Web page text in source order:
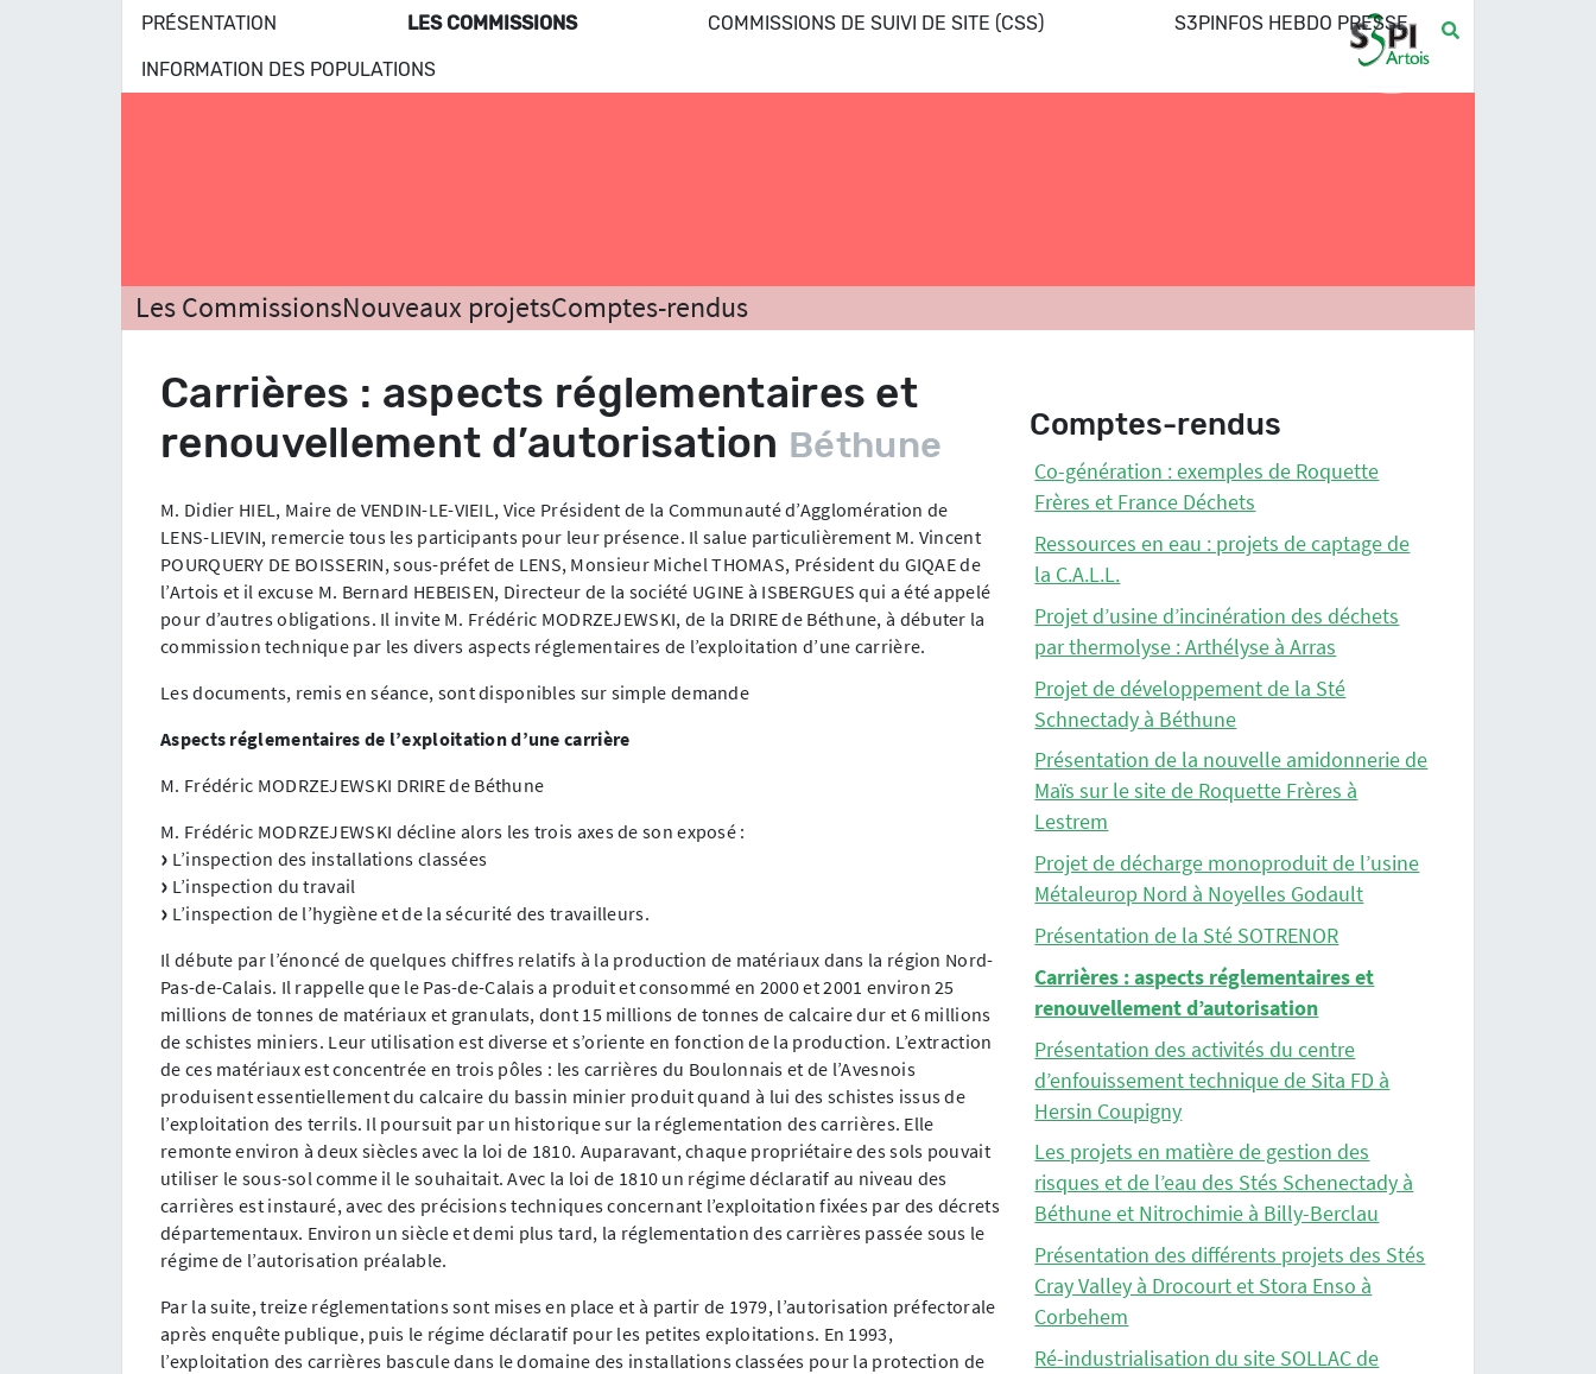
PRÉSENTATION LES COMMISSIONS COMMISSIONS DE SUIVI DE SITE (CSS) S3PINFOS HEBDO PRESSE
INFORMATION DES POPULATIONS
Les CommissionsNouveaux projetsComptes-rendus
Carrières : aspects réglementaires et
renouvellement d’autorisation Béthune
M. Didier HIEL, Maire de VENDIN-LE-VIEIL, Vice Président de la Communauté d’Agglomération de
LENS-LIEVIN, remercie tous les participants pour leur présence. Il salue particulièrement M. Vincent
POURQUERY DE BOISSERIN, sous-préfet de LENS, Monsieur Michel THOMAS, Président du GIQAE de
l’Artois et il excuse M. Bernard HEBEISEN, Directeur de la société UGINE à ISBERGUES qui a été appelé
pour d’autres obligations. Il invite M. Frédéric MODRZEJEWSKI, de la DRIRE de Béthune, à débuter la
commission technique par les divers aspects réglementaires de l’exploitation d’une carrière.
Les documents, remis en séance, sont disponibles sur simple demande
Aspects réglementaires de l’exploitation d’une carrière
M. Frédéric MODRZEJEWSKI DRIRE de Béthune
M. Frédéric MODRZEJEWSKI décline alors les trois axes de son exposé :
L’inspection des installations classées
L’inspection du travail
L’inspection de l’hygiène et de la sécurité des travailleurs.
Il débute par l’énoncé de quelques chiffres relatifs à la production de matériaux dans la région Nord-
Pas-de-Calais. Il rappelle que le Pas-de-Calais a produit et consommé en 2000 et 2001 environ 25
millions de tonnes de matériaux et granulats, dont 15 millions de tonnes de calcaire dur et 6 millions
de schistes miniers. Leur utilisation est diverse et s’oriente en fonction de la production. L’extraction
de ces matériaux est concentrée en trois pôles : les carrières du Boulonnais et de l’Avesnois
produisent essentiellement du calcaire du bassin minier produit quand à lui des schistes issus de
l’exploitation des terrils. Il poursuit par un historique sur la réglementation des carrières. Elle
remonte environ à deux siècles avec la loi de 1810. Auparavant, chaque propriétaire des sols pouvait
utiliser le sous-sol comme il le souhaitait. Avec la loi de 1810 un régime déclaratif au niveau des
carrières est instauré, avec des précisions techniques concernant l’exploitation fixées par des décrets
départementaux. Environ un siècle et demi plus tard, la réglementation des carrières passée sous le
régime de l’autorisation préalable.
Par la suite, treize réglementations sont mises en place et à partir de 1979, l’autorisation préfectorale
après enquête publique, puis le régime déclaratif pour les petites exploitations. En 1993,
l’exploitation des carrières bascule dans le domaine des installations classées pour la protection de
Comptes-rendus
Co-génération : exemples de Roquette
Frères et France Déchets
Ressources en eau : projets de captage de
la C.A.L.L.
Projet d’usine d’incinération des déchets
par thermolyse : Arthélyse à Arras
Projet de développement de la Sté
Schnectady à Béthune
Présentation de la nouvelle amidonnerie de
Maïs sur le site de Roquette Frères à
Lestrem
Projet de décharge monoproduit de l’usine
Métaleurop Nord à Noyelles Godault
Présentation de la Sté SOTRENOR
Carrières : aspects réglementaires et
renouvellement d’autorisation
Présentation des activités du centre
d’enfouissement technique de Sita FD à
Hersin Coupigny
Les projets en matière de gestion des
risques et de l’eau des Stés Schenectady à
Béthune et Nitrochimie à Billy-Berclau
Présentation des différents projets des Stés
Cray Valley à Drocourt et Stora Enso à
Corbehem
Ré-industrialisation du site SOLLAC de